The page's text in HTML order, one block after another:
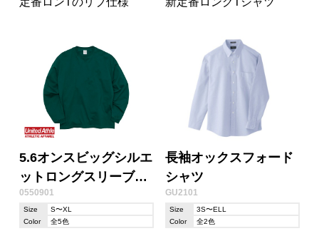
5.6オンスビッグシルエ
ットロングスリーブT
シャツ
0550901
Size
S〜XL
Color
全5色
長袖オックスフォード
シャツ
GU2101
Size
3S〜ELL
Color
全2色